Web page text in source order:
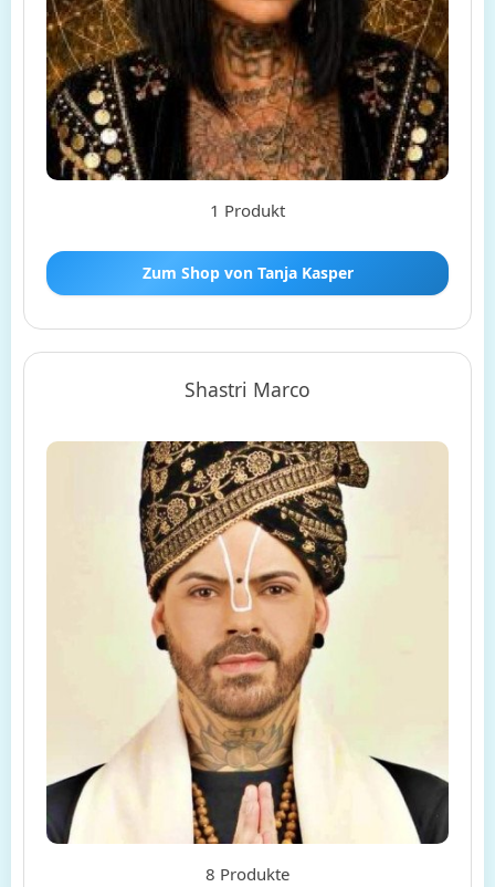
1 Produkt
Zum Shop von Tanja Kasper
Shastri Marco
8 Produkte